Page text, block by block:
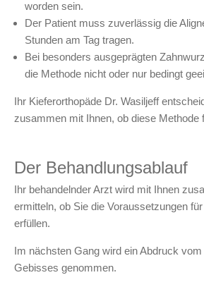
worden sein.
Der Patient muss zuverlässig die
Stunden am Tag tragen.
Bei besonders ausgeprägten
die Methode nicht oder nur bedingt
Ihr Kieferorthopäde Dr. Wasiljeff
zusammen mit Ihnen, ob diese Methode
Der Behandlungsablauf
Ihr behandelnder Arzt wird mit Ihnen
ermitteln, ob Sie die Voraussetzungen
erfüllen.
Im nächsten Gang wird ein Abdruck
Gebisses genommen.